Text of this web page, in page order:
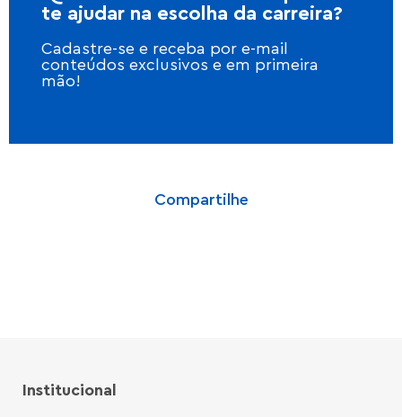
te ajudar na escolha da carreira?
Cadastre-se e receba por e-mail
conteúdos exclusivos e em primeira
mão!
Compartilhe
Institucional